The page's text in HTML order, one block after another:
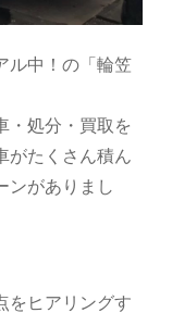
ル中！の「輪笠
・処分・買取を
がたくさん積ん
ンがありまし
をヒアリングす